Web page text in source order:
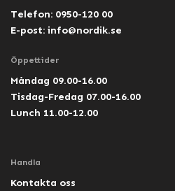
Telefon: 0950-120 00
E-post: info@nordik.se
Öppettider
Måndag 09.00-16.00
Tisdag-Fredag 07.00-16.00
Lunch 11.00-12.00
Handla
Kontakta oss